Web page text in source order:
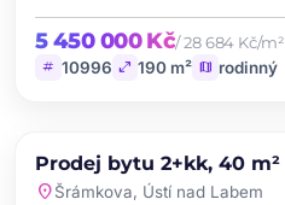
5 450 000 Kč/ 28 684 Kč/m²
tag 10996 open_in_full 190 m² map rodinný
PRODEJ
Prodej bytu 2+kk, 40 m²
location_onŠrámkova, Ústí nad Labem